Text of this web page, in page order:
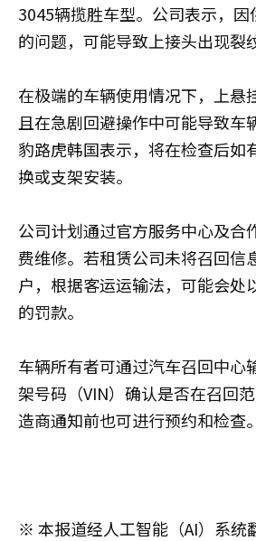
3045辆揽胜车型。公司表示，
的问题，可能导致上接头出现裂
在极端的车辆使用情况下，上悬
且在急剧回避操作中可能导致车
豹路虎韩国表示，将在检查后如
换或支架安装。
公司计划通过官方服务中心及合
费维修。若租赁公司未将召回信
户，根据客运运输法，可能会处
的罚款。
车辆所有者可通过汽车召回中心
架号码（VIN）确认是否在召回
造商通知前也可进行预约和检查。
※ 本报道经人工智能（AI）系统